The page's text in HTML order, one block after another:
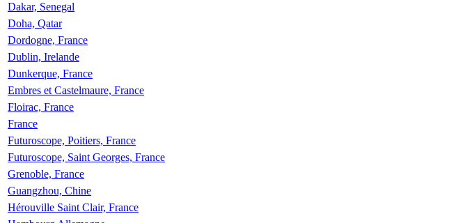
Dakar, Senegal
Doha, Qatar
Dordogne, France
Dublin, Irelande
Dunkerque, France
Embres et Castelmaure, France
Floirac, France
France
Futuroscope, Poitiers, France
Futuroscope, Saint Georges, France
Grenoble, France
Guangzhou, Chine
Hérouville Saint Clair, France